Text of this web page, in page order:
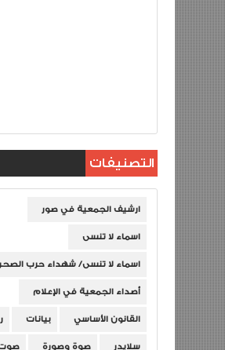
التصنيفات
ارشيف الجمعية في صور
اسماء لا تنسى
اسماء لا تنسى/ شهداء حرب
أصداء الجمعية في الإعلام
القانون الأساسي بيانات
سلايدر صوة وصورة